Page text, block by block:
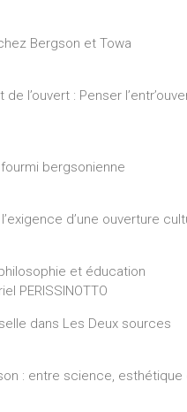
Bergson et Towa
l’ouvert : Penser
bergsonienne
d’une ouverture
et éducation
PERISSINOTTO
dans Les Deux sources
: entre science, esthétique